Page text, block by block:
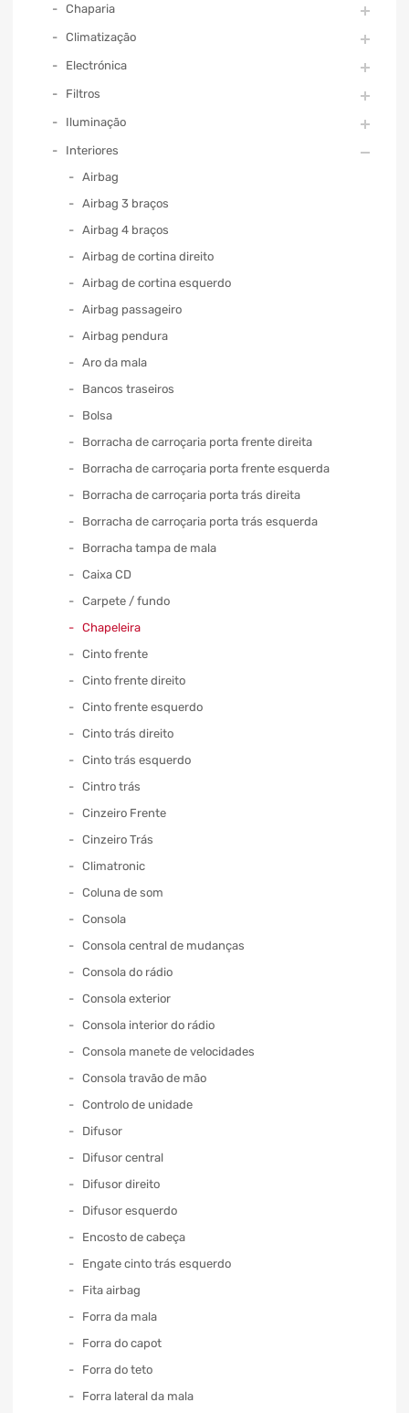
Chaparia
Climatização
Electrónica
Filtros
Iluminação
Interiores
Airbag
Airbag 3 braços
Airbag 4 braços
Airbag de cortina direito
Airbag de cortina esquerdo
Airbag passageiro
Airbag pendura
Aro da mala
Bancos traseiros
Bolsa
Borracha de carroçaria porta frente direita
Borracha de carroçaria porta frente esquerda
Borracha de carroçaria porta trás direita
Borracha de carroçaria porta trás esquerda
Borracha tampa de mala
Caixa CD
Carpete / fundo
Chapeleira
Cinto frente
Cinto frente direito
Cinto frente esquerdo
Cinto trás direito
Cinto trás esquerdo
Cintro trás
Cinzeiro Frente
Cinzeiro Trás
Climatronic
Coluna de som
Consola
Consola central de mudanças
Consola do rádio
Consola exterior
Consola interior do rádio
Consola manete de velocidades
Consola travão de mão
Controlo de unidade
Difusor
Difusor central
Difusor direito
Difusor esquerdo
Encosto de cabeça
Engate cinto trás esquerdo
Fita airbag
Forra da mala
Forra do capot
Forra do teto
Forra lateral da mala